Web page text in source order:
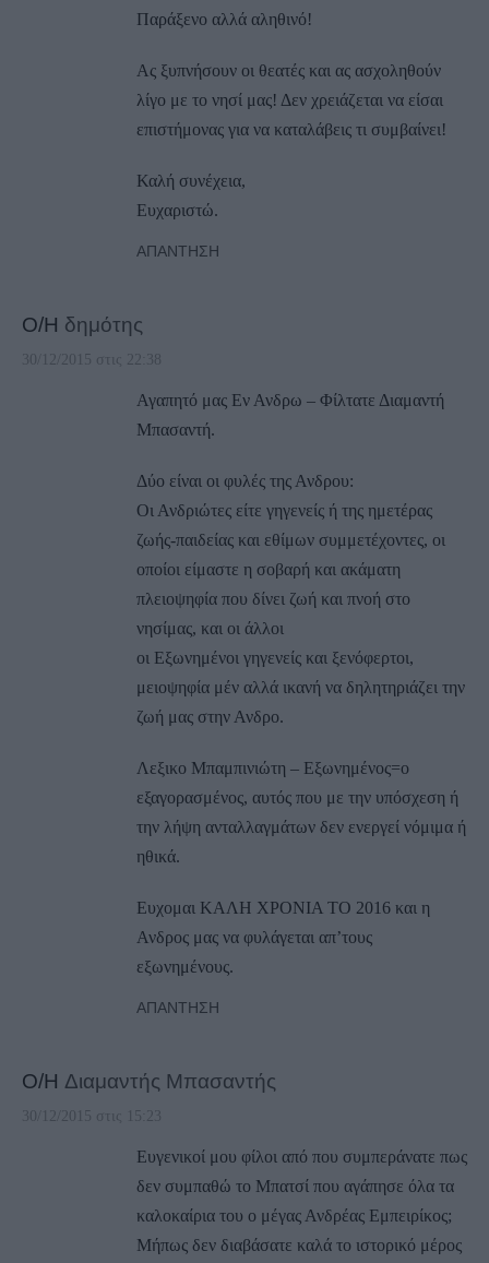
Παράξενο αλλά αληθινό!
Ας ξυπνήσουν οι θεατές και ας ασχοληθούν
λίγο με το νησί μας! Δεν χρειάζεται να είσαι
επιστήμονας για να καταλάβεις τι συμβαίνει!
Καλή συνέχεια,
Ευχαριστώ.
ΑΠΆΝΤΗΣΗ
Ο/Η δημότης
30/12/2015 στις 22:38
Αγαπητό μας Εν Ανδρω – Φίλτατε Διαμαντή
Μπασαντή.
Δύο είναι οι φυλές της Ανδρου:
Οι Ανδριώτες είτε γηγενείς ή της ημετέρας
ζωής-παιδείας και εθίμων συμμετέχοντες, οι
οποίοι είμαστε η σοβαρή και ακάματη
πλειοψηφία που δίνει ζωή και πνοή στο
νησίμας, και οι άλλοι
οι Εξωνημένοι γηγενείς και ξενόφερτοι,
μειοψηφία μέν αλλά ικανή να δηλητηριάζει την
ζωή μας στην Ανδρο.
Λεξικο Μπαμπινιώτη – Εξωνημένος=ο
εξαγορασμένος, αυτός που με την υπόσχεση ή
την λήψη ανταλλαγμάτων δεν ενεργεί νόμιμα ή
ηθικά.
Ευχομαι ΚΑΛΗ ΧΡΟΝΙΑ ΤΟ 2016 και η
Ανδρος μας να φυλάγεται απ’τους
εξωνημένους.
ΑΠΆΝΤΗΣΗ
Ο/Η Διαμαντής Μπασαντής
30/12/2015 στις 15:23
Ευγενικοί μου φίλοι από που συμπεράνατε πως
δεν συμπαθώ το Μπατσί που αγάπησε όλα τα
καλοκαίρια του ο μέγας Ανδρέας Εμπειρίκος;
Μήπως δεν διαβάσατε καλά το ιστορικό μέρος